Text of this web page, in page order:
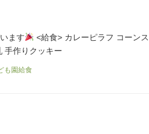
ます
<給食> カレーピラフ コーン
手作りクッキー
も園給食